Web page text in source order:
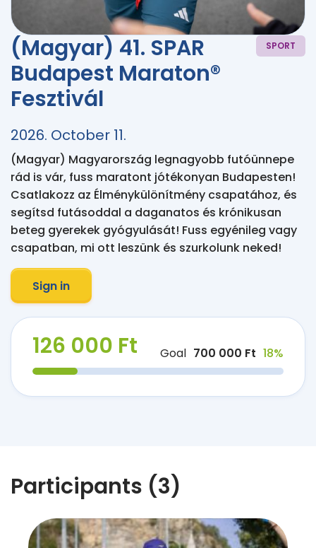
(Magyar) 41. SPAR
Budapest Maraton®
Fesztivál
2026. October 11.
SPORT
(Magyar) Magyarország legnagyobb futóünnepe
rád is vár, fuss maratont jótékonyan Budapesten!
Csatlakozz az Élménykülönítmény csapatához, és
segítsd futásoddal a daganatos és krónikusan
beteg gyerekek gyógyulását! Fuss egyénileg vagy
csapatban, mi ott leszünk és szurkolunk neked!
Sign in
126 000 Ft Goal 700 000 Ft 18%
Participants (3)